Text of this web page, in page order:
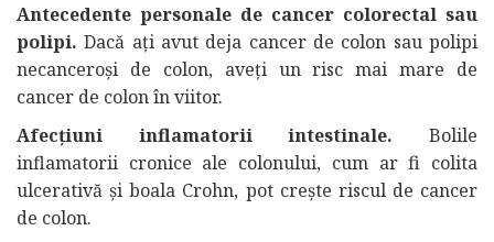
Antecedente personale de cancer colorectal sau
polipi. Dacă ați avut deja cancer de colon sau polipi
necanceroși de colon, aveți un risc mai mare de
cancer de colon în viitor.
Afecțiuni inflamatorii intestinale. Bolile
inflamatorii cronice ale colonului, cum ar fi colita
ulcerativă și boala Crohn, pot crește riscul de cancer
de colon.